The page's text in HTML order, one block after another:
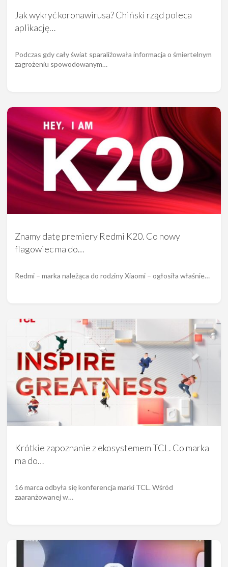
Jak wykryć koronawirusa? Chiński rząd poleca
aplikację…
Podczas gdy cały świat sparaliżowała informacja o śmiertelnym
zagrożeniu spowodowanym…
Znamy datę premiery Redmi K20. Co nowy
flagowiec ma do…
Redmi – marka należąca do rodziny Xiaomi – ogłosiła właśnie…
Krótkie zapoznanie z ekosystemem TCL. Co marka
ma do…
16 marca odbyła się konferencja marki TCL. Wśród
zaaranżowanej w…